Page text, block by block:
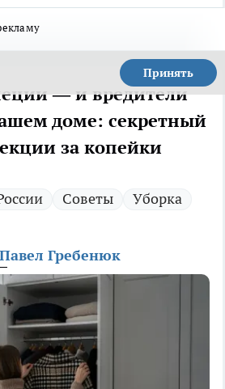
Принять
— и вредители
доме: секретный
за копейки
Советы Уборка
Павел Гребенюк